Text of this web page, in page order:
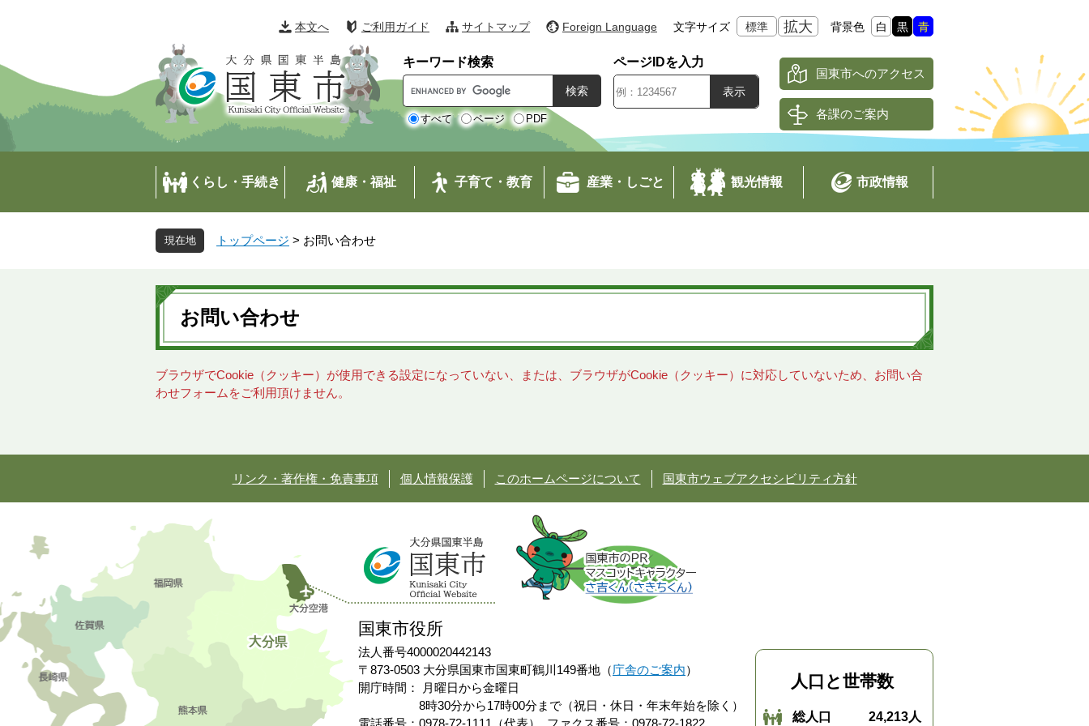
の
で
す
。
ー
ば
し
て
本文へ ご利用ガイド サイトマップ Foreign Language 文字サイズ 標準 拡大 背景色 白 黒 青
キーワード検索
o
o
l
すべて ページ PDF
ページIDを入力
国東市へのアクセス
各課のご案内
くらし・手続き 健康・福祉 子育て・教育 産業・しごと 観光情報 市政情報
トップページ > お問い合わせ
本
文
お問い合わせ
ブラウザでCookie（クッキー）が使用できる設定になっていない、または、ブラウザがCookie（クッキー）に対応していないため、お問い合
わせフォームをご利用頂けません。
リンク・著作権・免責事項 個人情報保護 このホームページについて 国東市ウェブアクセシビリティ方針
国東市役所
法人番号4000020442143
〒873-0503 大分県国東市国東町鶴川149番地（庁舎のご案内）
開庁時間：
月曜日から金曜日
8時30分から17時00分まで（祝日・休日・年末年始を除く）
電話番号：0978-72-1111（代表）
ファクス番号：0978-72-1822
人口と世帯数
総人口 24,213人